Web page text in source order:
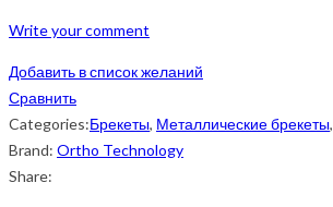
Write your comment
Добавить в список желаний
Сравнить
Categories:Брекеты, Металлические брекеты,
Brand: Ortho Technology
Share: